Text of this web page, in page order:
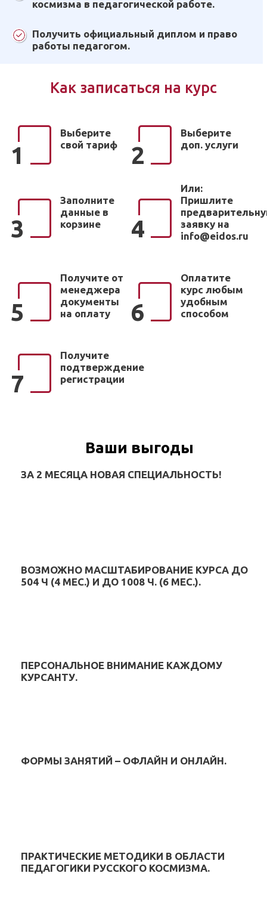
космизма в педагогической работе.
Получить официальный диплом и право
работы педагогом.
Как записаться на курс
1
Выберите
свой тариф
2
Выберите
доп. услуги
3
Заполните
данные в
корзине
4
Или:
Пришлите
заявку на
info@eidos.ru
5
Получите от
менеджера
документы
на оплату
6
Оплатите
курс любым
удобным
способом
7
Получите
подтверждение
регистрации
Ваши выгоды
ЗА 2 МЕСЯЦА НОВАЯ СПЕЦИАЛЬНОСТЬ!
ВОЗМОЖНО МАСШТАБИРОВАНИЕ КУРСА ДО
504 Ч (4 МЕС.) И ДО 1008 Ч. (6 МЕС.).
ПЕРСОНАЛЬНОЕ ВНИМАНИЕ КАЖДОМУ
КУРСАНТУ.
ФОРМЫ ЗАНЯТИЙ – ОФЛАЙН И ОНЛАЙН.
ПРАКТИЧЕСКИЕ МЕТОДИКИ В ОБЛАСТИ
ПЕДАГОГИКИ РУССКОГО КОСМИЗМА.